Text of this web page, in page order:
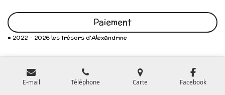
Paiement
© 2022 - 2026 les trésors d'Alexandrine
E-mail Téléphone Carte Facebook